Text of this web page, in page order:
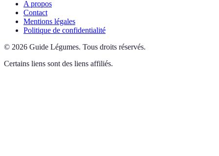
A propos
Contact
Mentions légales
Politique de confidentialité
© 2026 Guide Légumes. Tous droits réservés.
Certains liens sont des liens affiliés.